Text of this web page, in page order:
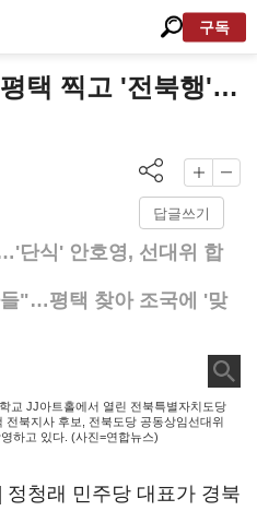
구독
평택 찍고 '전북행'…
답글쓰기
단식' 안호영, 선대위 합
"…평택 찾아 조국에 '맞
교 JJ아트홀에서 열린 전북특별자치도당
북지사 후보, 전북도당 공동상임선대위
하고 있다. (사진=연합뉴스)
청래 민주당 대표가 경북